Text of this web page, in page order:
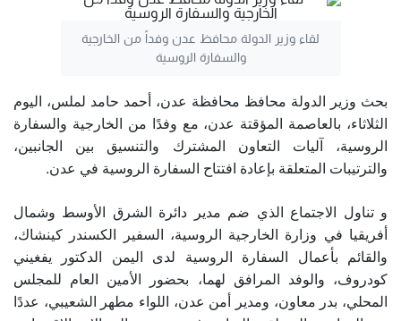
لقاء وزير الدولة محافظ عدن وفداً من الخارجية
والسفارة الروسية
بحث وزير الدولة محافظ محافظة عدن، أحمد حامد لملس، اليوم
الثلاثاء، بالعاصمة المؤقتة عدن، مع وفدًا من الخارجية والسفارة
الروسية، آليات التعاون المشترك والتنسيق بين الجانبين،
والترتيبات المتعلقة بإعادة افتتاح السفارة الروسية في عدن.
و تناول الاجتماع الذي ضم مدير دائرة الشرق الأوسط وشمال
أفريقيا في وزارة الخارجية الروسية، السفير الكسندر كينشاك،
والقائم بأعمال السفارة الروسية لدى اليمن الدكتور يفغيني
كودروف، والوفد المرافق لهما، بحضور الأمين العام للمجلس
المحلي، بدر معاون، ومدير أمن عدن، اللواء مطهر الشعيبي، عددًا